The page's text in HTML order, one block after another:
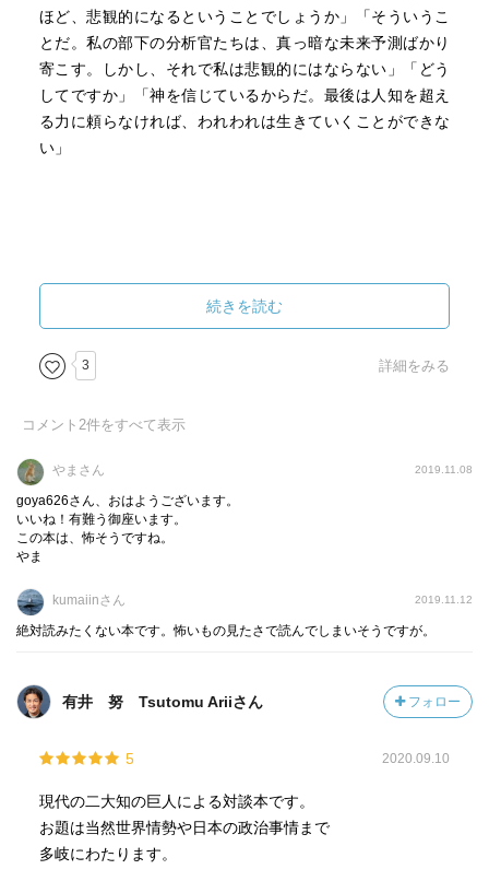
ほど、悲観的になるということでしょうか」「そういうこ
とだ。私の部下の分析官たちは、真っ暗な未来予測ばかり
寄こす。しかし、それで私は悲観的にはならない」「どう
してですか」「神を信じているからだ。最後は人知を超え
る力に頼らなければ、われわれは生きていくことができな
い」
続きを読む
3 詳細をみる
コメント 2件をすべて表示
やまさん 2019.11.08
goya626さん、おはようございます。
いいね！有難う御座います。
この本は、怖そうですね。
やま
kumaiinさん 2019.11.12
絶対読みたくない本です。怖いもの見たさで読んでしまいそうですが。
有井 努 Tsutomu Ariiさん フォロー
5 2020.09.10
現代の二大知の巨人による対談本です。
お題は当然世界情勢や日本の政治事情まで
多岐にわたります。